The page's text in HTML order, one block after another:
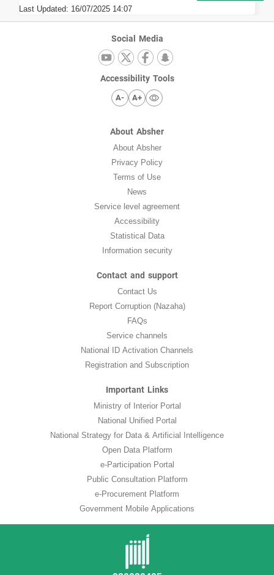
Last Updated: 16/07/2025 14:07
Social Media
Accessibility Tools
A- A+
About Absher
About Absher
Privacy Policy
Terms of Use
News
Service level agreement
Accessibility
Statistical Data
Information security
Contact and support
Contact Us
Report Corruption (Nazaha)
FAQs
Service channels
National ID Activation Channels
Registration and Subscription
Important Links
Ministry of Interior Portal
National Unified Portal
National Strategy for Data & Artificial Intelligence
Open Data Platform
e-Participation Portal
Public Consultation Platform
e-Procurement Platform
Government Mobile Applications